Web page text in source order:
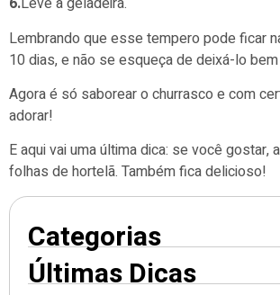
Lembrando que esse tempero pode ficar
10 dias, e não se esqueça de deixá-lo
Agora é só saborear o churrasco e com
adorar!
E aqui vai uma última dica: se você gostar,
folhas de hortelã. Também fica delicioso!
Categorias
Últimas Dicas